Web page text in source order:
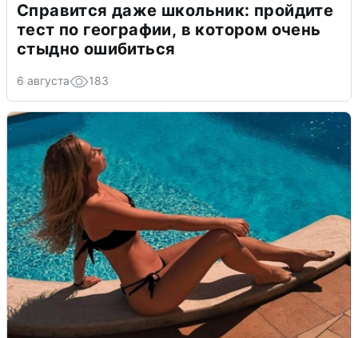
Справится даже школьник: пройдите
тест по географии, в котором очень
стыдно ошибиться
6 августа 183